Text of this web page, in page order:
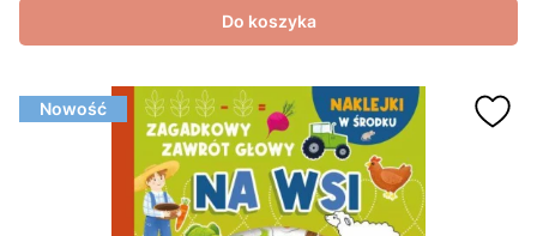
Do koszyka
Nowość